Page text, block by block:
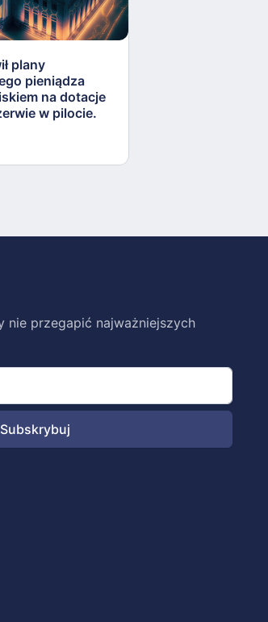
plany
pieniądza
na dotacje
w pilocie.
nie przegapić najważniejszych
Subskrybuj